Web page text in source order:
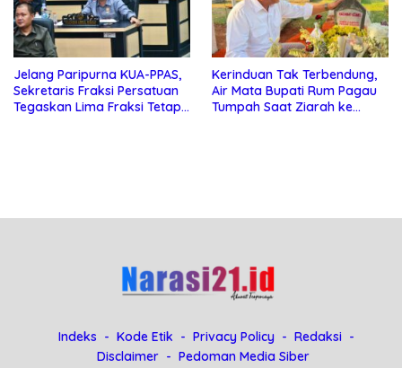
Jelang Paripurna KUA-PPAS,
Sekretaris Fraksi Persatuan
Tegaskan Lima Fraksi Tetap
Kerinduan Tak Terbendung,
Air Mata Bupati Rum Pagau
Tumpah Saat Ziarah ke
Indeks Kode Etik Privacy Policy
Redaksi
Disclaimer
Pedoman Media Siber